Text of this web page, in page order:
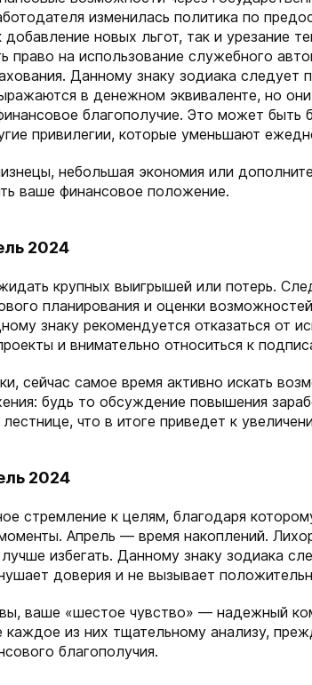
изменилась политика по
новых льгот, так и урезание
право на использование служебного
Данному знаку зодиака следует
в денежном эквиваленте, но
благополучие. Это может быть
привилегии, которые уменьшают
небольшая экономия или
ваше финансовое положение.
2024
крупных выигрышей или потерь.
планирования и оценки
знаку рекомендуется отказаться от
и внимательно относиться к
сейчас самое время активно искать
будь то обсуждение повышения
что в итоге приведет к
2024
стремление к целям, благодаря
Апрель — время накоплений.
избегать. Данному знаку зодиака
доверия и не вызывает
ваше «шестое чувство» — надежный
из них тщательному анализу,
благополучия.